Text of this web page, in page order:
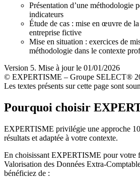
Présentation d’une méthodologie
indicateurs
Étude de cas : mise en œuvre de
entreprise fictive
Mise en situation : exercices de
méthodologie dans le contexte
Version 5. Mise à jour le 01/01/2026
© EXPERTISME – Groupe SELECT®
Les textes présents sur cette page sont
Pourquoi choisir
EXPERTISME privilégie une approche
résultats et adaptée à votre contexte.
En choisissant EXPERTISME pour votre
Valorisation des Données Extra-
bénéficiez de :